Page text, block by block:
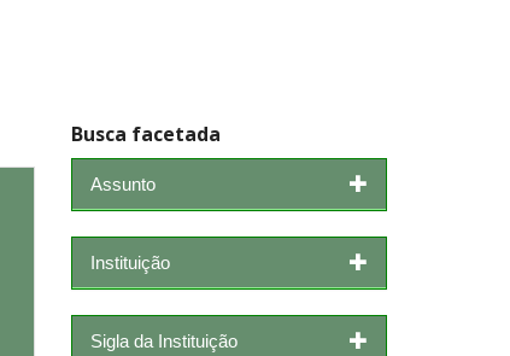
Busca facetada
Assunto
Instituição
Sigla da Instituição